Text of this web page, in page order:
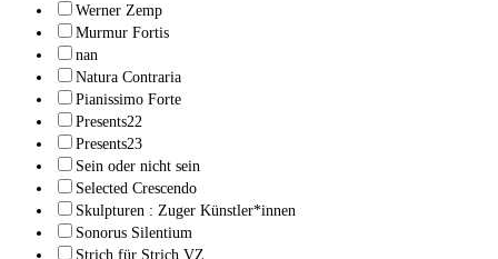
Werner Zemp
Murmur Fortis
nan
Natura Contraria
Pianissimo Forte
Presents22
Presents23
Sein oder nicht sein
Selected Crescendo
Skulpturen : Zuger Künstler*innen
Sonorus Silentium
Strich für Strich VZ